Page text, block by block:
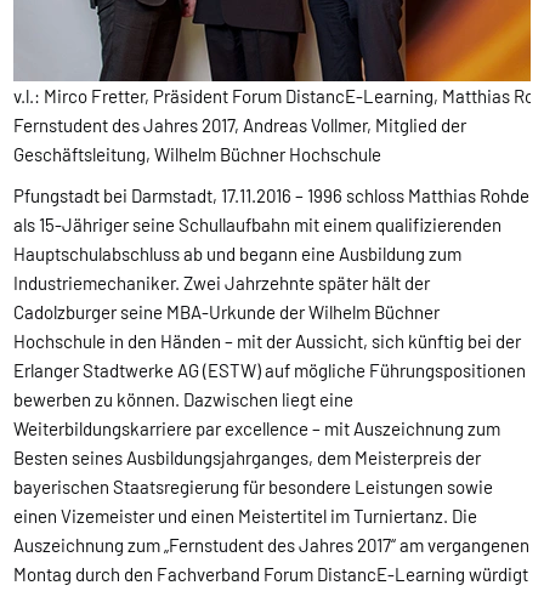
v.l.: Mirco Fretter, Präsident Forum DistancE-Learning, Matthias
Fernstudent des Jahres 2017, Andreas Vollmer, Mitglied der
Geschäftsleitung, Wilhelm Büchner Hochschule
Pfungstadt bei Darmstadt, 17.11.2016 – 1996 schloss Matthias Rohde
als 15-Jähriger seine Schullaufbahn mit einem qualifizierenden
Hauptschulabschluss ab und begann eine Ausbildung zum
Industriemechaniker. Zwei Jahrzehnte später hält der
Cadolzburger seine MBA-Urkunde der Wilhelm Büchner
Hochschule in den Händen – mit der Aussicht, sich künftig bei der
Erlanger Stadtwerke AG (ESTW) auf mögliche Führungspositionen
bewerben zu können. Dazwischen liegt eine
Weiterbildungskarriere par excellence – mit Auszeichnung zum
Besten seines Ausbildungsjahrganges, dem Meisterpreis der
bayerischen Staatsregierung für besondere Leistungen sowie
einen Vizemeister und einen Meistertitel im Turniertanz. Die
Auszeichnung zum „Fernstudent des Jahres 2017“ am vergangenen
Montag durch den Fachverband Forum DistancE-Learning würdigt